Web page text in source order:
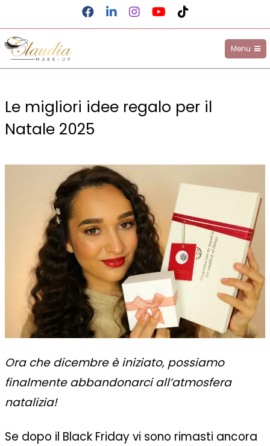
contenuto
Facebook
LinkedInInstagram
YouTubeTikTok
Claudia Make-up
Menu
Le migliori idee regalo per il
Natale 2025
Ora che dicembre è iniziato, possiamo
finalmente abbandonarci all’atmosfera
natalizia!
Se dopo il Black Friday vi sono rimasti ancora